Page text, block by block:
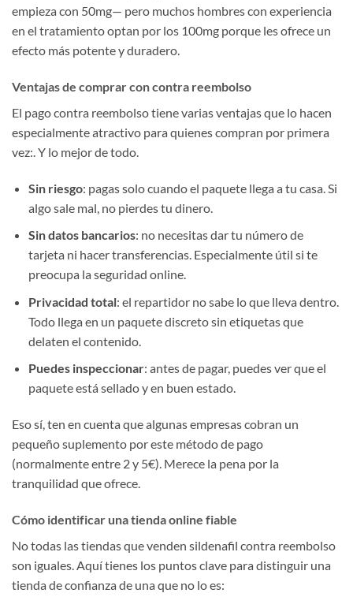
empieza con 50mg— pero muchos hombres con experiencia
en el tratamiento optan por los 100mg porque les ofrece un
efecto más potente y duradero.
Ventajas de comprar con contra reembolso
El pago contra reembolso tiene varias ventajas que lo hacen
especialmente atractivo para quienes compran por primera
vez:. Y lo mejor de todo.
Sin riesgo: pagas solo cuando el paquete llega a tu casa. Si
algo sale mal, no pierdes tu dinero.
Sin datos bancarios: no necesitas dar tu número de
tarjeta ni hacer transferencias. Especialmente útil si te
preocupa la seguridad online.
Privacidad total: el repartidor no sabe lo que lleva dentro.
Todo llega en un paquete discreto sin etiquetas que
delaten el contenido.
Puedes inspeccionar: antes de pagar, puedes ver que el
paquete está sellado y en buen estado.
Eso sí, ten en cuenta que algunas empresas cobran un
pequeño suplemento por este método de pago
(normalmente entre 2 y 5€). Merece la pena por la
tranquilidad que ofrece.
Cómo identificar una tienda online fiable
No todas las tiendas que venden sildenafil contra reembolso
son iguales. Aquí tienes los puntos clave para distinguir una
tienda de confianza de una que no lo es: